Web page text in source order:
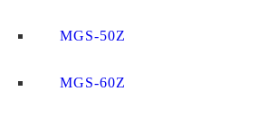
MGS-50Z
MGS-60Z